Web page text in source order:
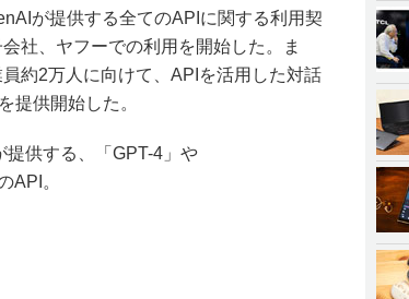
が提供する全てのAPIに関する利用契
社、ヤフーでの利用を開始した。ま
約2万人に向けて、APIを活用した対話
提供開始した。
供する、「GPT-4」や
API。